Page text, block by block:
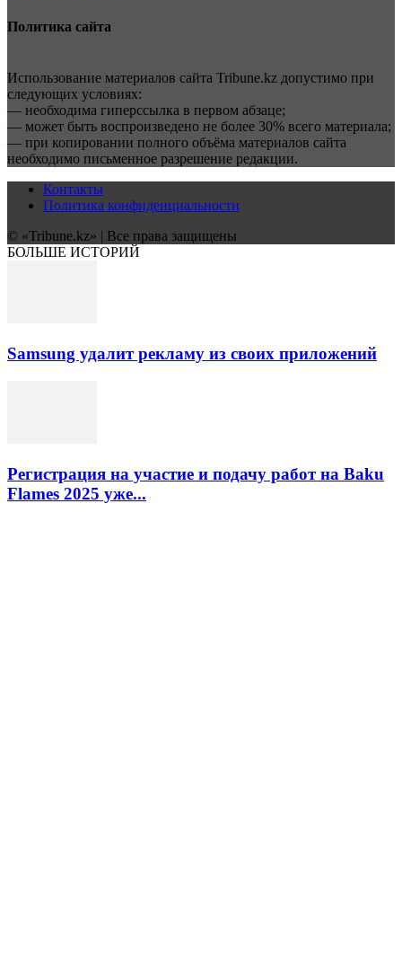
Политика сайта
Использование материалов сайта Tribune.kz допустимо при
следующих условиях:
— необходима гиперссылка в первом абзаце;
— может быть воспроизведено не более 30% всего материала;
— при копировании полного объёма материалов сайта
необходимо письменное разрешение редакции.
Контакты
Политика конфиденциальности
© «Tribune.kz» | Все права защищены
БОЛЬШЕ ИСТОРИЙ
Samsung удалит рекламу из своих приложений
Регистрация на участие и подачу работ на Baku
Flames 2025 уже...